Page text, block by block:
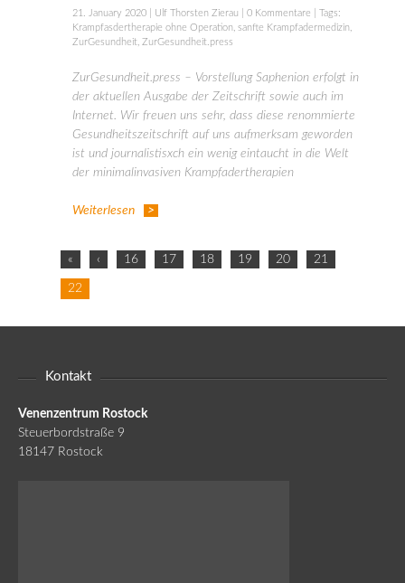
21. January 2020 Ulf Thorsten Zierau 0 Kommentare | Tags:
Krampfasdertherapie ohne Operation, sanfte Krampfadermedizin,
ZurGesundheit, ZurGesundheit.press
ZurGesundheit.press – Vorstellung Saphenion erfolgt in
der aktuellen Ausgabe der Zeitschrift sowie auch im
Internet. Wir freuen uns sehr, dass diese renommierte
Gesundheitszeitschrift auf uns aufmerksam geworden
ist und journalistisxch ein wenig eintaucht in die Welt
der minimalinvasiven Krampfadertherapien
Weiterlesen
« ‹ 16 17 18 19 20 21
22
Kontakt
Venenzentrum Rostock
Steuerbordstraße 9
18147 Rostock